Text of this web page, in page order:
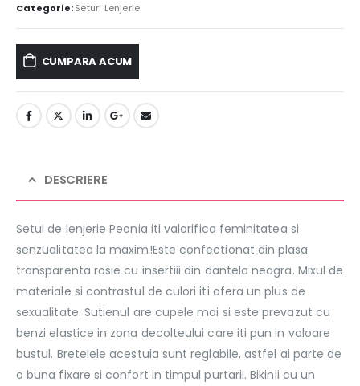
Categorie:Seturi Lenjerie
CUMPARA ACUM
DESCRIERE
Setul de lenjerie Peonia iti valorifica feminitatea si
senzualitatea la maxim!Este confectionat din plasa
transparenta rosie cu insertiii din dantela neagra. Mixul de
materiale si contrastul de culori iti ofera un plus de
sexualitate. Sutienul are cupele moi si este prevazut cu
benzi elastice in zona decolteului care iti pun in valoare
bustul. Bretelele acestuia sunt reglabile, astfel ai parte de
o buna fixare si confort in timpul purtarii. Bikinii cu un